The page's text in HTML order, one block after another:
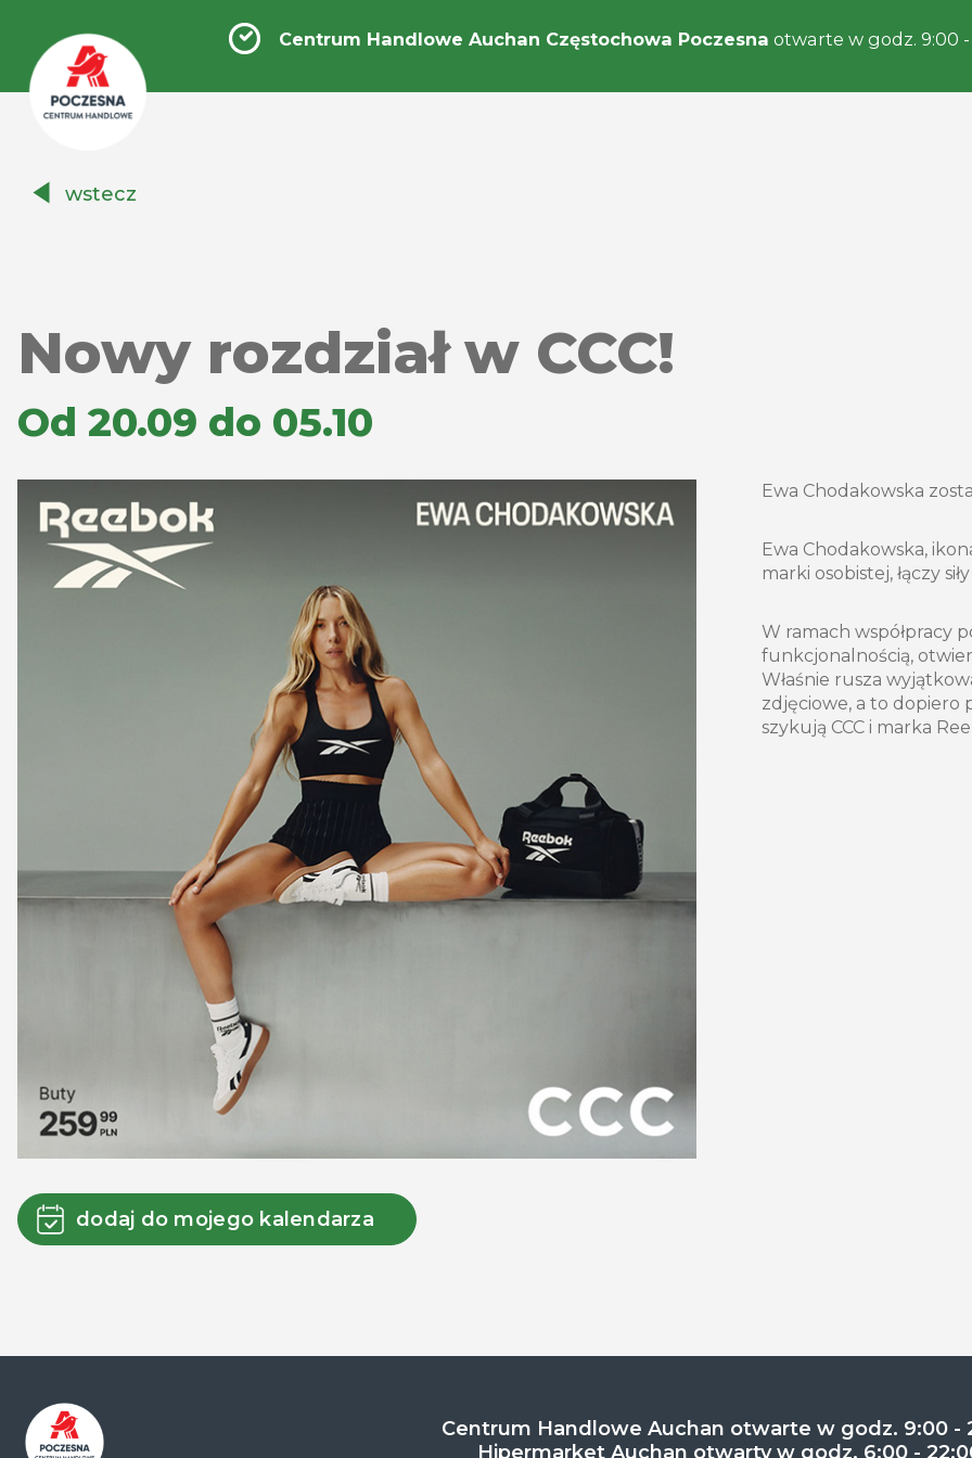
Handlowe
Centrum Handlowe Auchan Częstochowa Poczesna otwarte w godz. 9:00 -
wstecz
Nowy rozdział w CCC!
Od 20.09 do 05.10
dodaj do mojego kalendarza
Ewa Chodakowska
Ewa Chodakowska,
marki osobistej, łączy
W ramach współpracy
funkcjonalnością,
Właśnie rusza
zdjęciowe, a to dopiero
szykują CCC i marka
Centrum Handlowe Auchan otwarte w godz. 9:00 -
Hipermarket Auchan otwarty w godz. 6:00 -